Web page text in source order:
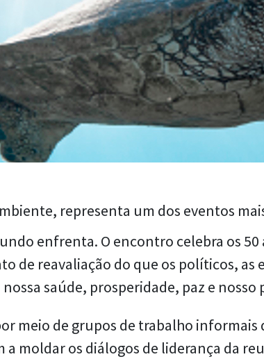
representa um dos eventos
enfrenta. O encontro celebra os
de reavaliação do que os políticos, as
saúde, prosperidade, paz e nosso
meio de grupos de trabalho informais
a moldar os diálogos de liderança da